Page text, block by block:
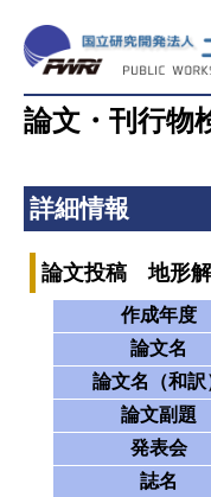
論文・刊行物
詳細情報
論文投稿 地形解
作成年度
論文名
論文名（和訳
論文副題
発表会
誌名